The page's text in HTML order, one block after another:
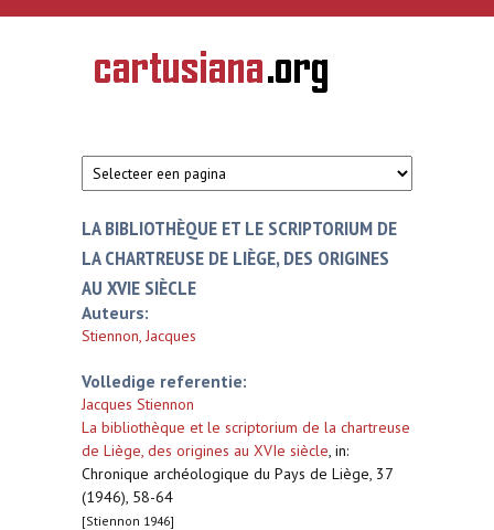
Overslaan en naar de inhoud gaan
CARTUSIANA
Geschiedenis
van de
LA BIBLIOTHÈQUE ET LE SCRIPTORIUM DE
LA CHARTREUSE DE LIÈGE, DES ORIGINES
AU XVIE SIÈCLE
Auteurs:
Stiennon, Jacques
Volledige referentie:
Jacques Stiennon
La bibliothèque et le scriptorium de la chartreuse
de Liège, des origines au XVIe siècle, in:
Chronique archéologique du Pays de Liège, 37
(1946), 58-64
[Stiennon 1946]